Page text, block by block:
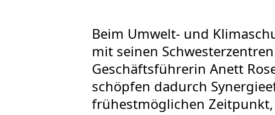
Beim Umwelt- und
mit seinen
Geschäftsführerin Anett
schöpfen dadurch
frühestmöglichen Zeitpunkt,